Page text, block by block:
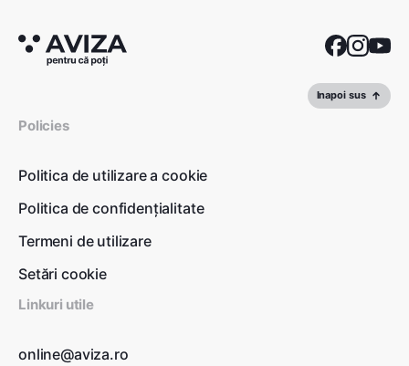
Inapoi sus
Policies
Politica de utilizare a cookie
Politica de confidențialitate
Termeni de utilizare
Setări cookie
Linkuri utile
online@aviza.ro